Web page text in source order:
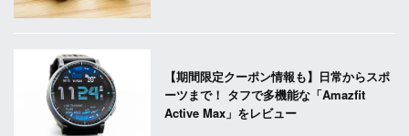
【期間限定クーポン情報も】日常からスポ
ーツまで！ タフで多機能な「Amazfit
Active Max」をレビュー